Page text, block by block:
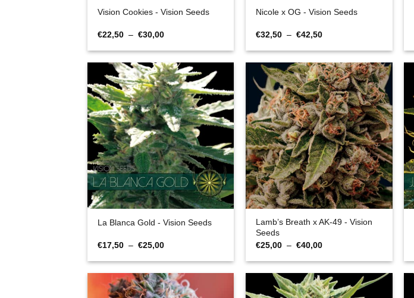
Vision Cookies - Vision Seeds
€22,50 – €30,00Plage
prix :
à
€30,00
Nicole x OG - Vision Seeds
€32,50 – €42,50Plage
prix :
à
€42,50
La Blanca Gold - Vision Seeds
€17,50 – €25,00Plage
prix :
à
€25,00
Lamb’s Breath x AK-49 - Vision
Seeds
€25,00 – €40,00Plage
prix :
à
€40,00